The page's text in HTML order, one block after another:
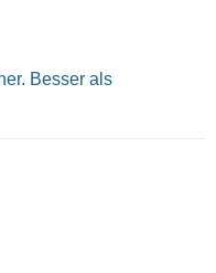
Besser als